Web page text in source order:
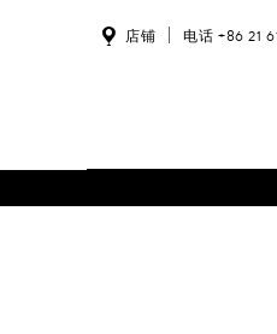
店铺 电话 +86 21